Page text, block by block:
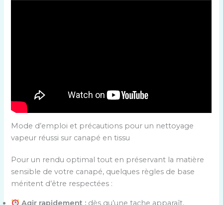
Mode d’emploi et précautions pour un nettoyage
vapeur réussi sur canapé en tissu
Pour un rendu optimal tout en préservant la matière
sensible de votre canapé, quelques règles de base
méritent d’être respectées :
Agir rapidement : dès qu’une tache apparaît,